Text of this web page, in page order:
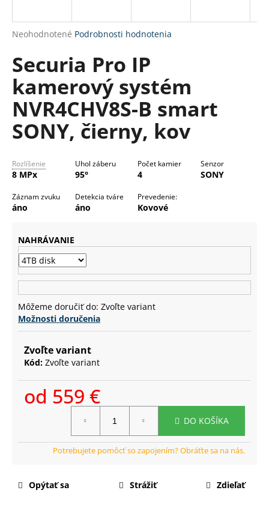
Priemerné
produktu
je
0,0
5
hviezdičiek.
Neohodnotené Podrobnosti hodnotenia
Securia Pro IP
kamerový systém
NVR4CHV8S-B smart
SONY, čierny, kov
Rozlíšenie
8 MPx
Uhol záberu
95°
Počet kamier
4
Senzor
SONY
Záznam zvuku
áno
Detekcia tváre
áno
Prevedenie:
Kovové
NAHRÁVANIE
Môžeme doručiť do: Zvoľte variant
Možnosti doručenia
Zvoľte variant
Kód: Zvoľte variant
od 559 €
DO KOŠÍKA
Opýtať sa Strážiť Zdieľať
j
ť
?
HĽADAŤ
O
d
ú
a
m
e